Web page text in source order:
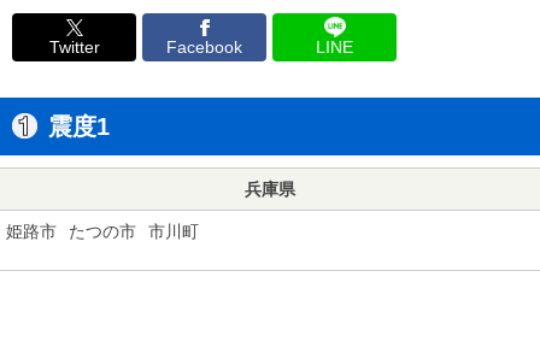
Twitter Facebook LINE
震度1
兵庫県
姫路市 たつの市 市川町